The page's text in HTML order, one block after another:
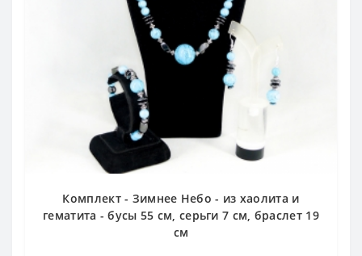
Комплект - Зимнее Небо - из хаолита и
гематита - бусы 55 см, серьги 7 см, браслет 19
см